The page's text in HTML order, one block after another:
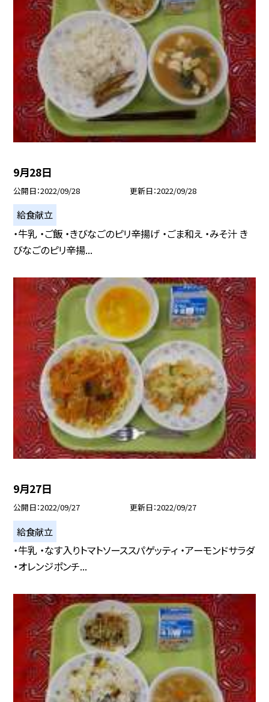
9月28日
公開日 2022/09/28 更新日 2022/09/28
給食献立
・牛乳 ・ご飯 ・きびなごのピリ辛揚げ ・ごま和え ・みそ汁 き
びなごのピリ辛揚...
9月27日
公開日 2022/09/27 更新日 2022/09/27
給食献立
・牛乳 ・なす入りトマトソーススパゲッティ ・アーモンドサラダ
・オレンジポンチ...